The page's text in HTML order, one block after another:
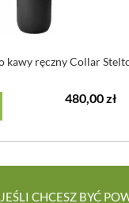
kawy ręczny Collar
480,00 zł
JEŚLI CHCESZ BYĆ